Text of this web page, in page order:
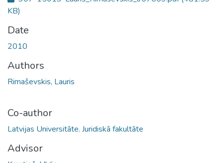
KB)
Date
2010
Authors
Rimaševskis, Lauris
Co-author
Latvijas Universitāte. Juridiskā fakultāte
Advisor